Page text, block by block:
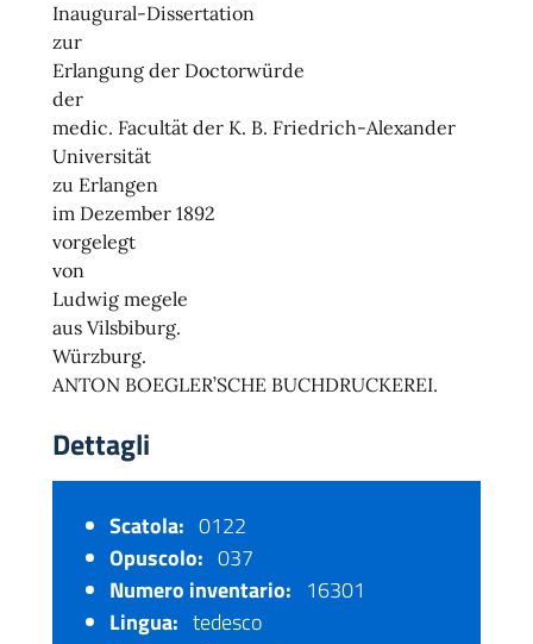
Inaugural-Dissertation
zur
Erlangung der Doctorwürde
der
medic. Facultät der K. B. Friedrich-Alexander
Universität
zu Erlangen
im Dezember 1892
vorgelegt
von
Ludwig megele
aus Vilsbiburg.
Würzburg.
ANTON BOEGLER’SCHE BUCHDRUCKEREI.
Dettagli
Scatola: 0122
Opuscolo: 037
Numero inventario: 16301
Lingua: tedesco